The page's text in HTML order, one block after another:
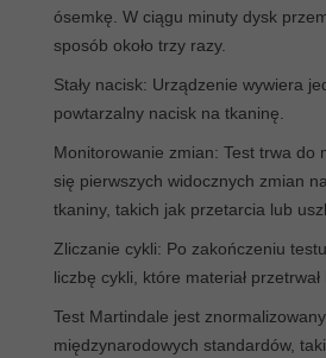
ósemkę. W ciągu minuty dysk
sposób około trzy razy.
Stały nacisk: Urządzenie wywiera
powtarzalny nacisk na tkaninę.
Monitorowanie zmian: Test trwa do
się pierwszych widocznych zmian
tkaniny, takich jak przetarcia lub
Zliczanie cykli: Po zakończeniu
liczbę cykli, które materiał
Test Martindale jest
międzynarodowych standardów,